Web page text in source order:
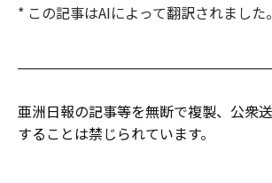
* この記事はAIによって翻訳されました。
亜洲日報の記事等を無断で複製、公衆
することは禁じられています。